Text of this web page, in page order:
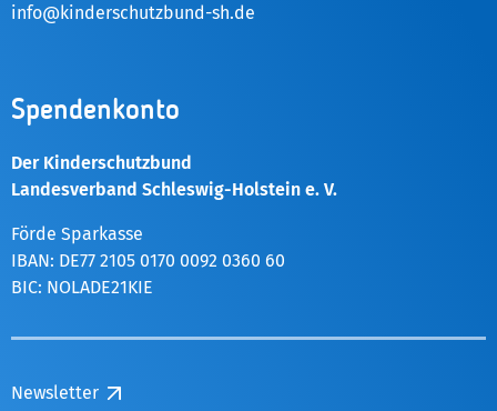
info@kinderschutzbund-sh.de
Spendenkonto
Der Kinderschutzbund
Landesverband Schleswig-Holstein e. V.
Förde Sparkasse
IBAN: DE77 2105 0170 0092 0360 60
BIC: NOLADE21KIE
Newsletter